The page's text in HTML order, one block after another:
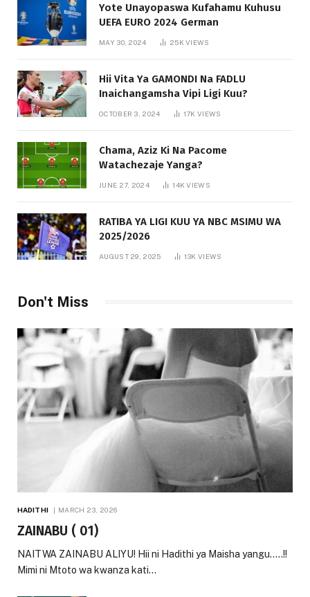
Yote Unayopaswa Kufahamu Kuhusu
UEFA EURO 2024 German
MAY 30, 2024 25KVIEWS
Hii Vita Ya GAMONDI Na FADLU
Inaichangamsha Vipi Ligi Kuu?
OCTOBER 3, 2024 17KVIEWS
Chama, Aziz Ki Na Pacome
Watachezaje Yanga?
JUNE 27, 2024 14KVIEWS
RATIBA YA LIGI KUU YA NBC MSIMU WA
2025/2026
AUGUST 29, 2025 13KVIEWS
Don't Miss
HADITHI MARCH 23, 2026
ZAINABU ( 01)
NAITWA ZAINABU ALIYU! Hii ni Hadithi ya Maisha yangu…..!!
Mimi ni Mtoto wa kwanza kati…